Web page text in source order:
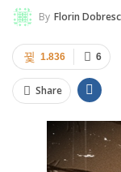
By Florin
6
1.836
Share